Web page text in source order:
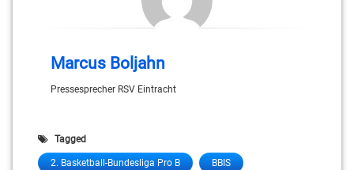
Marcus Boljahn
Pressesprecher RSV Eintracht
Tagged
2. Basketball-Bundesliga Pro B BBIS